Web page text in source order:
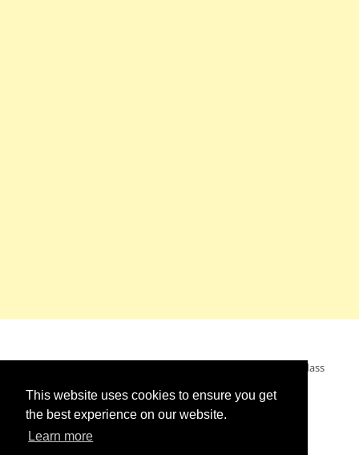
This website uses cookies to ensure you get
the best experience on our website.
Learn more
Mein Wunsch: dass alle Menschen ohne Krieg leben dürfen, dass
alle Menschen den Krieg verurteilen und sich von den
Kriegstreibern abwenden. Das wünsche ich mir.